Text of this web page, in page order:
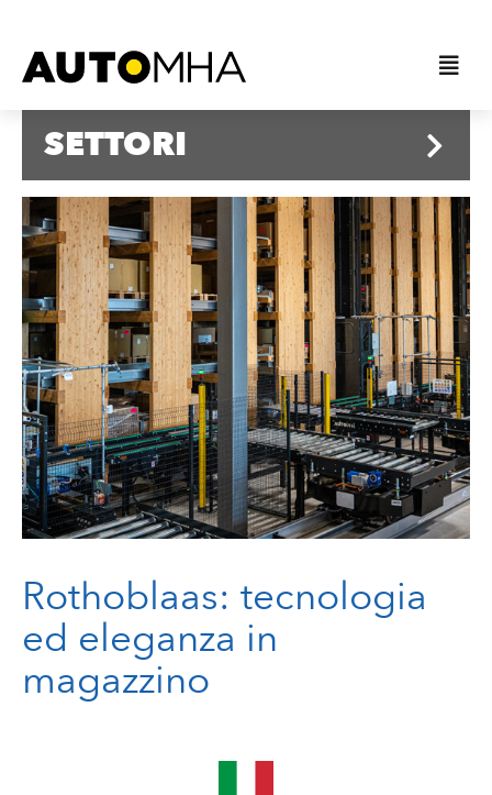
SETTORI
Rothoblaas: tecnologia
ed eleganza in
magazzino